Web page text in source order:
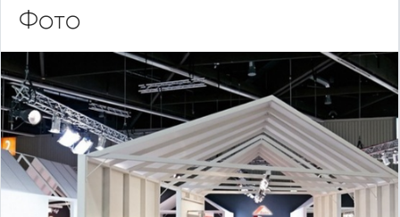
Фото